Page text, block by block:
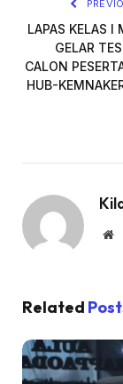
LAPAS KELAS I
GELAR
CALON
HUB-
Related